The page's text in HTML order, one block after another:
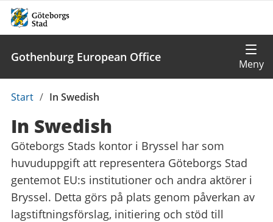
Gothenburg European Office
Du
här:
Start / In Swedish
In Swedish
Göteborgs Stads kontor i Bryssel har som
huvuduppgift att representera Göteborgs Stad
gentemot EU:s institutioner och andra aktörer i
Bryssel. Detta görs på plats genom påverkan av
lagstiftningsförslag, initiering och stöd till